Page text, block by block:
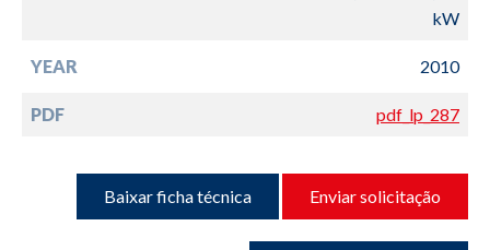
kW
YEAR 2010
PDF pdf_lp_287
Baixar ficha técnica Enviar solicitação